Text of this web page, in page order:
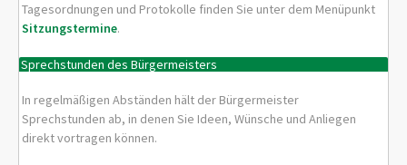
Tagesordnungen und Protokolle finden Sie unter dem Menüpunkt
Sitzungstermine.
Sprechstunden des Bürgermeisters
In regelmäßigen Abständen hält der Bürgermeister
Sprechstunden ab, in denen Sie Ideen, Wünsche und Anliegen
direkt vortragen können.